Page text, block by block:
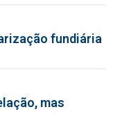
fundiária
mas